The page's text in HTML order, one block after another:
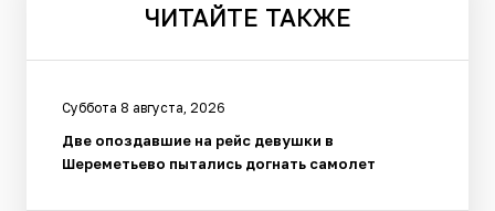
ЧИТАЙТЕ ТАКЖЕ
Суббота 8 августа, 2026
Две опоздавшие на рейс девушки в
Шереметьево пытались догнать самолет